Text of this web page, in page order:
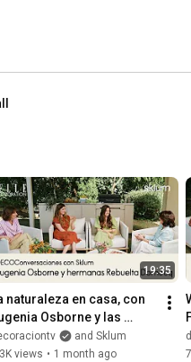
19:35
naturaleza en casa, con
Osborne y las
Rebuelta |
con
and Sklum
views • 1 month ago